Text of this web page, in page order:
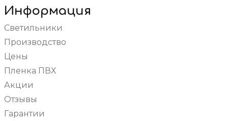
В зал
Звездное небо
Двухуровневые
Информация
Светильники
Производство
Цены
Пленка ПВХ
Акции
Отзывы
Гарантии